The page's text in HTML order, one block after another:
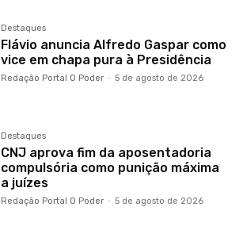
Destaques
Flávio anuncia Alfredo Gaspar como
vice em chapa pura à Presidência
Redação Portal O Poder - 5 de agosto de 2026
Destaques
CNJ aprova fim da aposentadoria
compulsória como punição máxima
a juízes
Redação Portal O Poder - 5 de agosto de 2026